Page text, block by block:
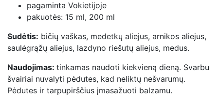
pagaminta Vokietijoje
pakuotės: 15 ml, 200 ml
Sudėtis: bičių vaškas, medetkų aliejus, arnikos aliejus,
saulėgrąžų aliejus, lazdyno riešutų aliejus, medus.
Naudojimas: tinkamas naudoti kiekvieną dieną. Svarbu
švairiai nuvalyti pėdutes, kad neliktų nešvarumų.
Pėdutes ir tarpupirščius įmasažuoti balzamu.